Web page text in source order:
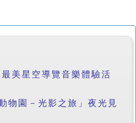
美星空導覽音樂體驗活
物園－光影之旅」夜光見